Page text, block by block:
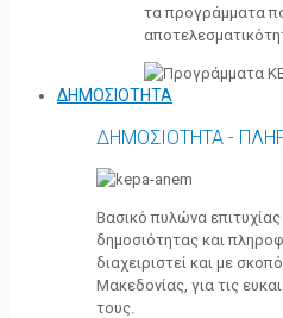
τα προγράμματα
ΔΗΜΟΣΙΟΤΗΤΑ
ΔΗΜΟΣΙΟΤΗΤΑ -
Βασικό πυλώνα
δημοσιότητας και
διαχειριστεί και με
Μακεδονίας, για τις
τους.